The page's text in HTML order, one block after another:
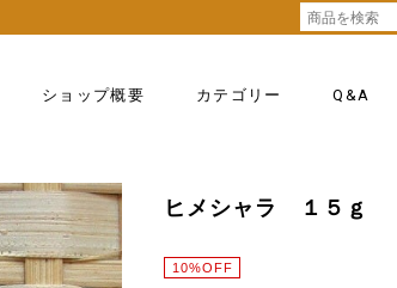
ショップ概要 カテゴリー Q&A
ヒメシャラ １５ｇ
10%OFF